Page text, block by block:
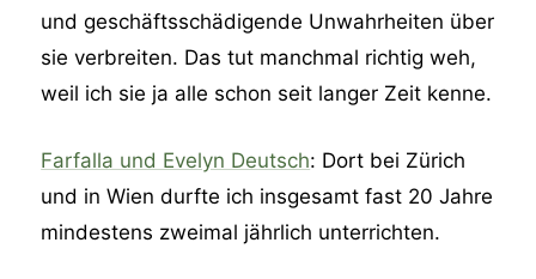
und geschäftsschädigende Unwahrheiten über
sie verbreiten. Das tut manchmal richtig weh,
weil ich sie ja alle schon seit langer Zeit kenne.
Farfalla und Evelyn Deutsch: Dort bei Zürich
und in Wien durfte ich insgesamt fast 20 Jahre
mindestens zweimal jährlich unterrichten.